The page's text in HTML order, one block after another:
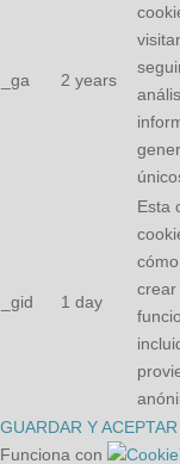
_ga 2 years
_gid 1 day
Esta
crear
GUARDAR Y ACEPTAR
Funciona con